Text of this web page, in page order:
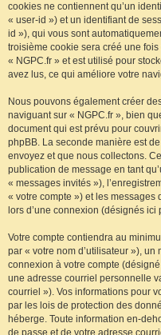
cookies ne contiennent qu’un
« user-id ») et un identifiant de
id »), qui vous sont
troisième cookie sera créé une
« NGPC.fr » et est utilisé pour
avez lus, ce qui améliore votre
Nous pouvons également créer
naviguant sur « NGPC.fr », bien
document qui est prévu pour
phpBB. La seconde manière est
envoyez et que nous collectons.
publication de message en tant
« messages invités »),
« votre compte ») et les messages
lors d’une connexion (désignés
Votre compte contiendra au
par « votre nom d’utilisateur »),
connexion à votre compte
une adresse courriel personnelle
courriel »). Vos informations pour
par les lois de protection des
héberge. Toute information en-